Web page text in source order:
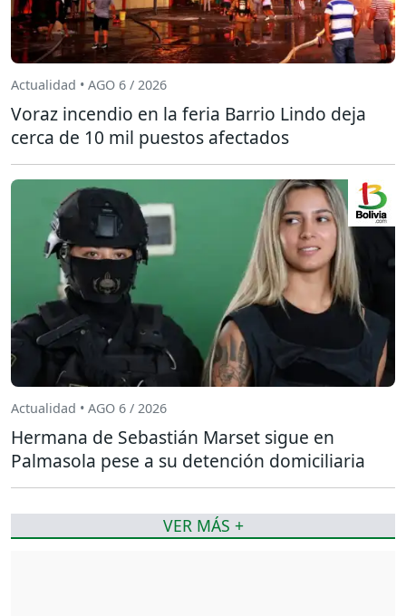
Actualidad • AGO 6 / 2026
Voraz incendio en la feria Barrio Lindo deja
cerca de 10 mil puestos afectados
Actualidad • AGO 6 / 2026
Hermana de Sebastián Marset sigue en
Palmasola pese a su detención domiciliaria
VER MÁS +